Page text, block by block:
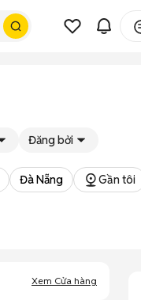
Đăng bởi
Đà Nẵng Gần tôi
Xem Cửa hàng